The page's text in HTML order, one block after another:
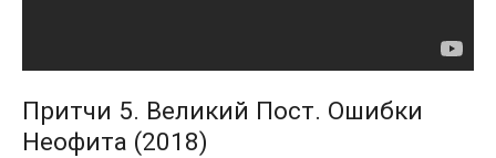
Притчи 5. Великий Пост. Ошибки
Неофита (2018)